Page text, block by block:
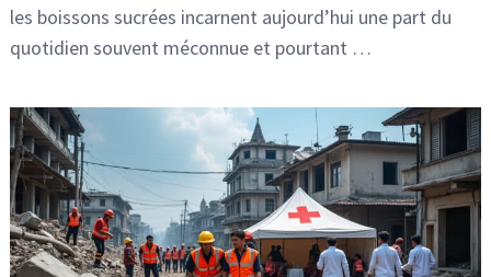
les boissons sucrées incarnent aujourd’hui une part du
quotidien souvent méconnue et pourtant …